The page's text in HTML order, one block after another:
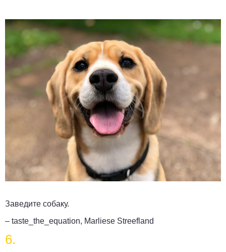
Заведите собаку.
– taste_the_equation, Marliese Streefland
6.